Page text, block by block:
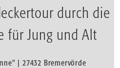
durch die
für Jung und Alt
| 27432 Bremervörde